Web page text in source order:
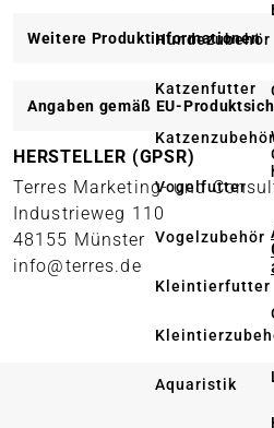
Hundezubehör
Katzenfutter
Katzenzubehör
Vogelfutter
Vogelzubehör
Kleintierfutter
Aquaristik
Weitere Produktinformationen
Angaben gemäß EU-
HERSTELLER (GPSR)
Terres Marketing- und
Industrieweg 110
48155 Münster
info@terres.de